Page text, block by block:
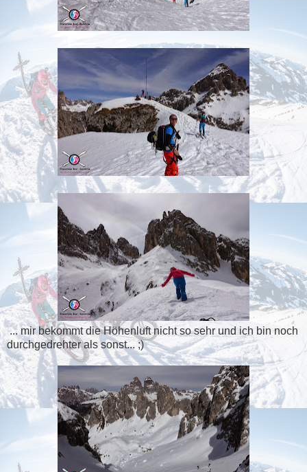
... mir bekommt die Höhenluft nicht so sehr und ich bin noch
durchgedrehter als sonst... ;)